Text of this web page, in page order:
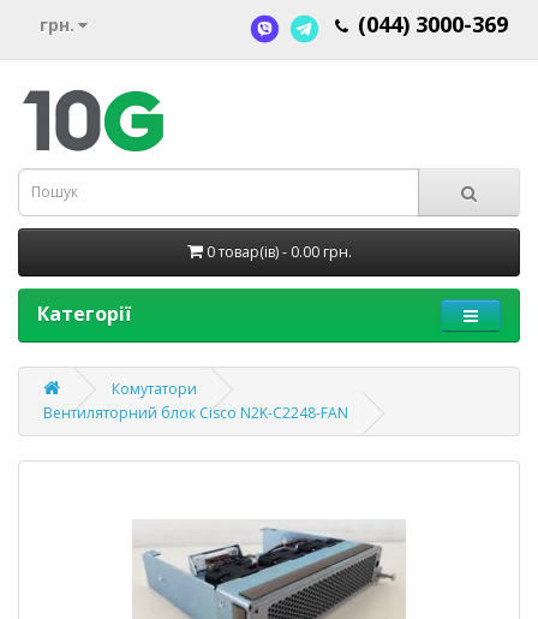
грн. (044) 3000-369
0 товар(ів) - 0.00 грн.
Категорії
Комутатори
Вентиляторний блок Cisco N2K-C2248-FAN